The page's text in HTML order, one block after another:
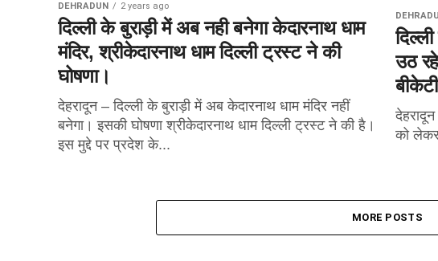
DEHRADUN 2 years ago
दिल्ली के बुराड़ी में अब नही बनेगा केदारनाथ धाम
मंदिर, श्रीकेदारनाथ धाम दिल्ली ट्रस्ट ने की
घोषणा।
देहरादून – दिल्ली के बुराड़ी में अब केदारनाथ धाम मंदिर नहीं
बनेगा। इसकी घोषणा श्रीकेदारनाथ धाम दिल्ली ट्रस्ट ने की है।
इस मुद्दे पर प्रदेश के...
उठ रहे
को
MORE POSTS